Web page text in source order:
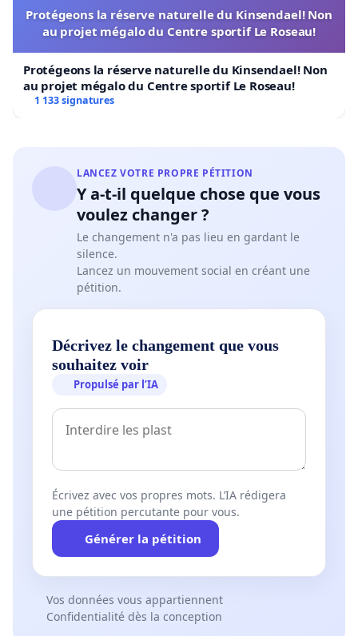
Protégeons la réserve naturelle du Kinsendael! Non
au projet mégalo du Centre sportif Le Roseau!
Protégeons la réserve naturelle du Kinsendael! Non
au projet mégalo du Centre sportif Le Roseau!
1 133 signatures
LANCEZ VOTRE PROPRE PÉTITION
Y a-t-il quelque chose que vous
voulez changer ?
Le changement n'a pas lieu en gardant le
silence.
Lancez un mouvement social en créant une
pétition.
Décrivez le changement que vous
souhaitez voir
Propulsé par l’IA
Écrivez avec vos propres mots. L’IA rédigera
une pétition percutante pour vous.
Générer la pétition
Vos données vous appartiennent
Confidentialité dès la conception